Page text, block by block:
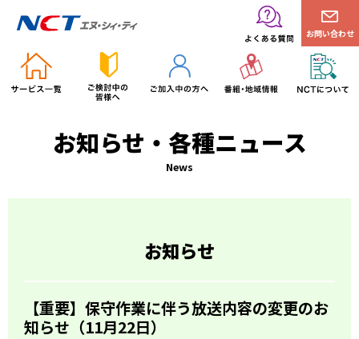
お問い合わせ
お知らせ・各種ニュース
News
お知らせ
【重要】保守作業に伴う放送内容の変更のお
知らせ（11月22日）